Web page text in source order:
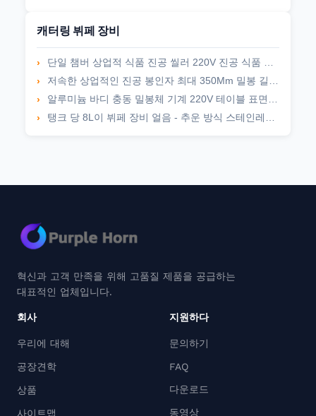
캐터링 뷔페 장비
단일 챔버 상업적 식품 진공 씰러 220V 진공 식품 곤포기
저속한 상업적인 진공 봉인자 최대 350Mm 밀봉 길이 FW-3150
알루미늄 바디 충동 밀봉체 기계 220V 테이블 표면 손은 열 밀봉체를 잡았습니다
탱크 당 8L이 뷔페 장비 얼음 - 추운 방식 스테인레스 강 음료 디스펜서를 준비합니다
혁신과 고객 만족을 위해 고품질 제품을 공급하는
대표적인 업체입니다.
회사
우리에 대해
공장견학
상품
사이트맵
지원하다
문의하기
FAQ
다운로드
동영상